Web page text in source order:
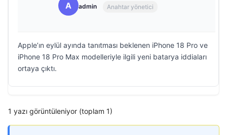
A admin Anahtar yönetici
Apple’ın eylül ayında tanıtması beklenen iPhone 18 Pro ve
iPhone 18 Pro Max modelleriyle ilgili yeni batarya iddiaları
ortaya çıktı.
1 yazı görüntüleniyor (toplam 1)